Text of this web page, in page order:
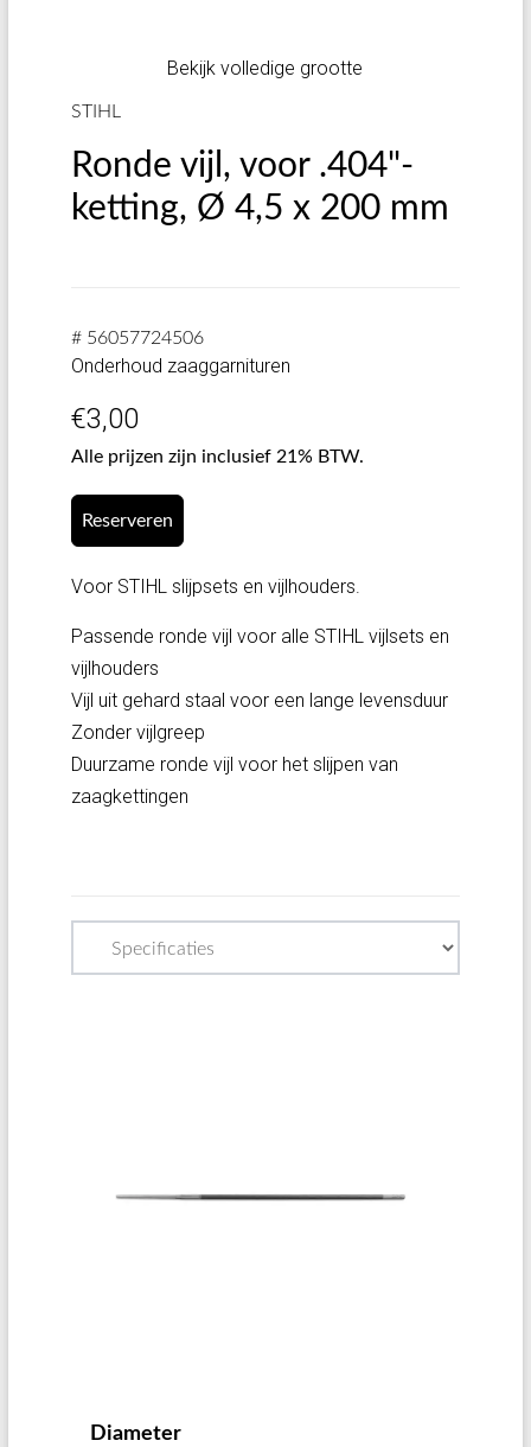
Bekijk volledige grootte
STIHL
Ronde vijl, voor .404"-
ketting, Ø 4,5 x 200 mm
# 56057724506
Onderhoud zaaggarnituren
€3,00
Alle prijzen zijn inclusief 21% BTW.
Reserveren
Voor STIHL slijpsets en vijlhouders.
Passende ronde vijl voor alle STIHL vijlsets en
vijlhouders
Vijl uit gehard staal voor een lange levensduur
Zonder vijlgreep
Duurzame ronde vijl voor het slijpen van
zaagkettingen
Diameter